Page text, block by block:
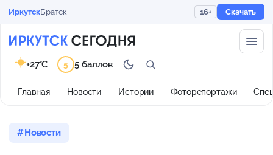
ИркутскБратск 16+ Скачать
Главная Новости Истории Фоторепортажи
+27°C 5 5 баллов
Новости